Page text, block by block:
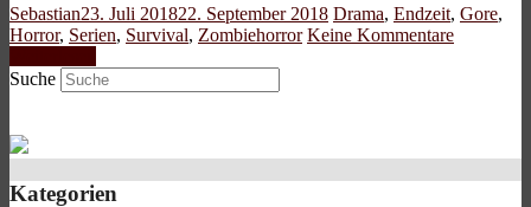
Sebastian23. Juli 201822. September 2018 Drama, Endzeit, Gore,
Horror, Serien, Survival, Zombiehorror Keine Kommentare
Suche
Kategorien